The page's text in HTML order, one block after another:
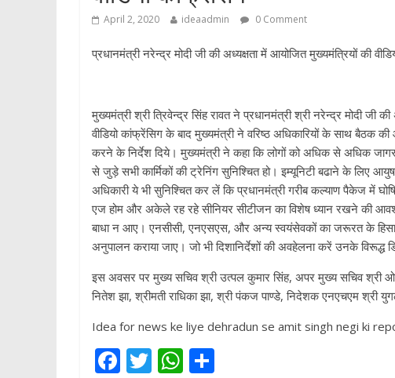
April 2, 2020 ideaadmin 0 Comment
प्रधानमंत्री नरेन्द्र मोदी जी की अध्यक्षता में आयोजित मुख्यमंत्रियों की
मुख्यमंत्री श्री त्रिवेन्द्र सिंह रावत ने प्रधानमंत्री श्री नरेन्द्र मोदी जी
वीडियो कांफ्रेंसिग के बाद मुख्यमंत्री ने वरिष्ठ अधिकारियों के साथ बैठक
करने के निर्देश दिये। मुख्यमंत्री ने कहा कि लोगों को अधिक से अधिक
से जुड़े सभी कार्मिकों की ट्रेनिंग सुनिश्चित हो। इम्यूनिटी बढाने के लिए आयुष
अधिकारी ये भी सुनिश्चित कर लें कि प्रधानमंत्री गरीब कल्याण पैकेज में
एज होम और अकेले रह रहे सीनियर सीटीजन का विशेष ध्यान रखने की
बाधा न आए। एनसीसी, एनएसएस, और अन्य स्वयंसेवकों का जरूरत के
अनुपालन कराया जाए। जो भी दिशानिर्देशों की अवहेलना करें उनके विरूद्ध
इस अवसर पर मुख्य सचिव श्री उत्पल कुमार सिंह, अपर मुख्य सचिव श्री
नितेश झा, श्रीमती राधिका झा, श्री पंकज पाण्डे, निदेशक एनएचएम श्री
Idea for news ke liye dehradun se amit singh negi ki
F T W